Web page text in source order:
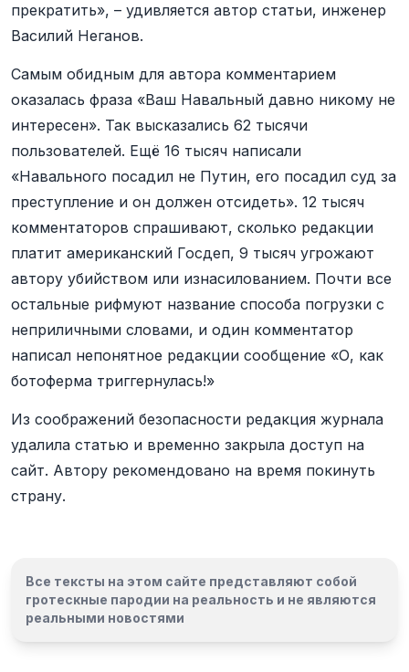
прекратить», – удивляется автор статьи, инженер
Василий Неганов.
Самым обидным для автора комментарием
оказалась фраза «Ваш Навальный давно никому не
интересен». Так высказались 62 тысячи
пользователей. Ещё 16 тысяч написали
«Навального посадил не Путин, его посадил суд за
преступление и он должен отсидеть». 12 тысяч
комментаторов спрашивают, сколько редакции
платит американский Госдеп, 9 тысяч угрожают
автору убийством или изнасилованием. Почти все
остальные рифмуют название способа погрузки с
неприличными словами, и один комментатор
написал непонятное редакции сообщение «О, как
ботоферма триггернулась!»
Из соображений безопасности редакция журнала
удалила статью и временно закрыла доступ на
сайт. Автору рекомендовано на время покинуть
страну.
Все тексты на этом сайте представляют собой
гротескные пародии на реальность и не являются
реальными новостями